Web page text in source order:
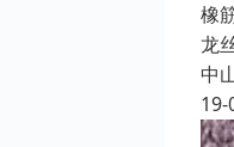
橡
龙
中
19-